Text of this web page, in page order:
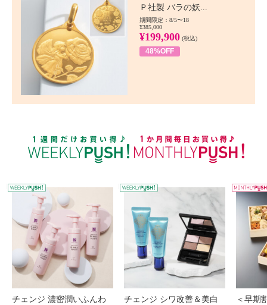
Ｐ社製 バラの妖...
期間限定：8/5〜18
¥385,000
¥199,900 (税込)
48%OFF
WEEKLY PUSH
チェンジ 濃密潤いふんわ
チェンジ シワ改善＆美白
＜早期